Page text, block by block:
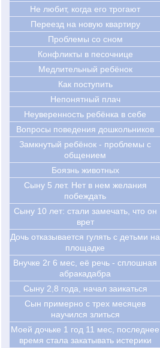
Не любит, когда его трогают
Переезд на новую квартиру
Проблемы со сном
Конфликты в песочнице
Медлительный ребёнок
Как поступить
Непонятный плач
Неуверенность ребёнка в себе
Вопросы поведения дошкольников
Замкнутый ребёнок - проблемы с
общением
Боязнь животных
Сыну 5 лет. Нет в нем желания
побеждать
Cыну 10 лет: стали замечать, что он
врет
Дочь отказывается гулять с детьми на
площадке
Внучке 2г 6 мес, её речь - сплошная
абракадабра
Сыну 2,8 года, начал заикаться
Сын примерно с трех месяцев
научился злиться
Моей дочьке 1 год 11 мес, последнее
время стала закатывать истерики